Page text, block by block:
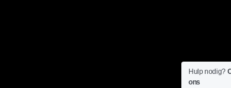
Hulp nodig?
ons